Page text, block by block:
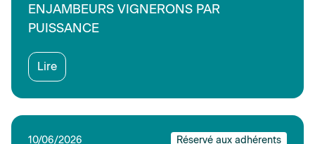
ENJAMBEURS VIGNERONS PAR
PUISSANCE
Lire
10/06/2026 Réservé aux adhérents